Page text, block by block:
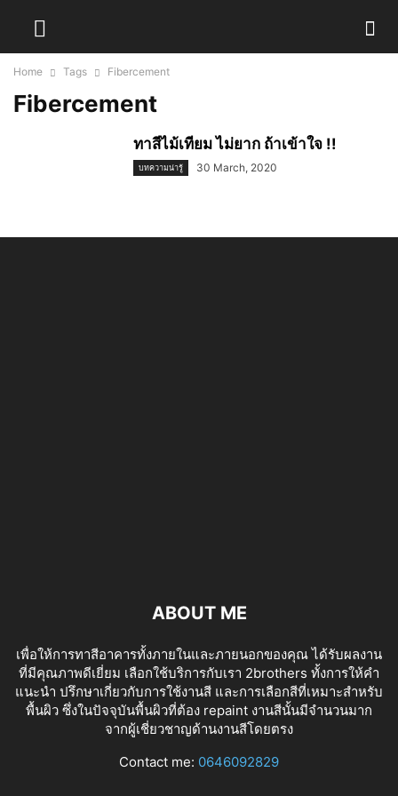
Home Tags Fibercement
Fibercement
ทาสีไม้เทียม ไม่ยาก ถ้าเข้าใจ !!
บทความน่ารู้ 30 March, 2020
ABOUT ME
เพื่อให้การทาสีอาคารทั้งภายในและภายนอกของคุณ ได้รับผลงาน
ที่มีคุณภาพดีเยี่ยม เลือกใช้บริการกับเรา 2brothers ทั้งการให้คำ
แนะนำ ปรึกษาเกี่ยวกับการใช้งานสี และการเลือกสีที่เหมาะสำหรับ
พื้นผิว ซึ่งในปัจจุบันพื้นผิวที่ต้อง repaint งานสีนั้นมีจำนวนมาก
จากผู้เชี่ยวชาญด้านงานสีโดยตรงtv izle
Contact me: 0646092829